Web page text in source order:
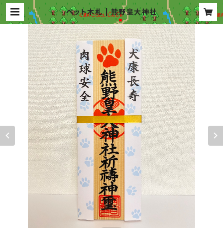
ペット木札 | 熊野皇大神社